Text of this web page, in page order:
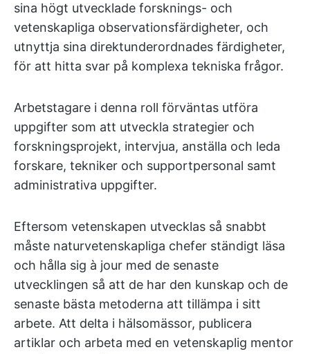
sina högt utvecklade forsknings- och
vetenskapliga observationsfärdigheter, och
utnyttja sina direktunderordnades färdigheter,
för att hitta svar på komplexa tekniska frågor.
Arbetstagare i denna roll förväntas utföra
uppgifter som att utveckla strategier och
forskningsprojekt, intervjua, anställa och leda
forskare, tekniker och supportpersonal samt
administrativa uppgifter.
Eftersom vetenskapen utvecklas så snabbt
måste naturvetenskapliga chefer ständigt läsa
och hålla sig à jour med de senaste
utvecklingen så att de har den kunskap och de
senaste bästa metoderna att tillämpa i sitt
arbete. Att delta i hälsomässor, publicera
artiklar och arbeta med en vetenskaplig mentor